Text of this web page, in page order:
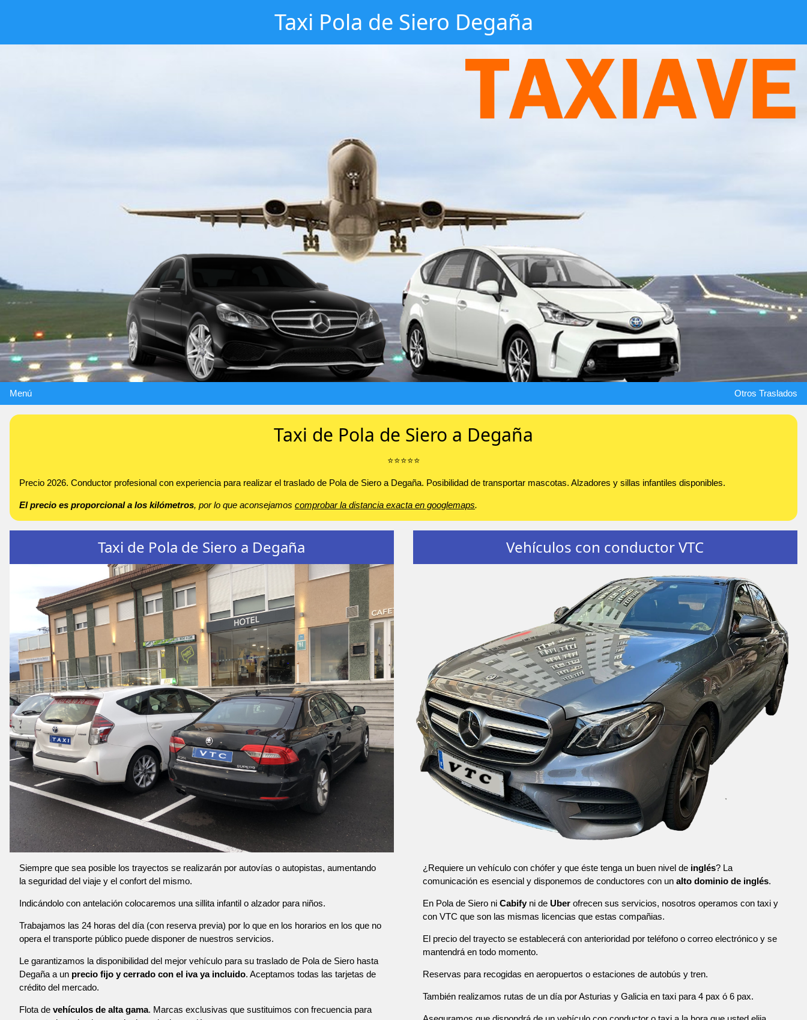
Taxi Pola de Siero Degaña
Menú Otros Traslados
Taxi de Pola de Siero a Degaña
⭐️⭐️⭐️⭐️⭐️
Precio 2026. Conductor profesional con experiencia para realizar el traslado de Pola de Siero a Degaña. Posibilidad de transportar mascotas. Alzadores y sillas infantiles disponibles.
El precio es proporcional a los kilómetros, por lo que aconsejamos comprobar la distancia exacta en googlemaps.
Taxi de Pola de Siero a Degaña
Siempre que sea posible los trayectos se realizarán por autovías o autopistas, aumentando
la seguridad del viaje y el confort del mismo.
Indicándolo con antelación colocaremos una sillita infantil o alzador para niños.
Trabajamos las 24 horas del día (con reserva previa) por lo que en los horarios en los que no
opera el transporte público puede disponer de nuestros servicios.
Le garantizamos la disponibilidad del mejor vehículo para su traslado de Pola de Siero hasta
Degaña a un precio fijo y cerrado con el iva ya incluido. Aceptamos todas las tarjetas de
crédito del mercado.
Flota de vehículos de alta gama. Marcas exclusivas que sustituimos con frecuencia para
Vehículos con conductor VTC
¿Requiere un vehículo con chófer y que éste tenga un buen nivel de inglés? La
comunicación es esencial y disponemos de conductores con un alto dominio de inglés.
En Pola de Siero ni Cabifyni de Uberofrecen sus servicios, nosotros operamos con taxi y
con VTC que son las mismas licencias que estas compañias.
El precio del trayecto se establecerá con anterioridad por teléfono o correo electrónico y se
mantendrá en todo momento.
Reservas para recogidas en aeropuertos o estaciones de autobús y tren.
También realizamos rutas de un día por Asturias y Galicia en taxi para 4 pax ó 6 pax.